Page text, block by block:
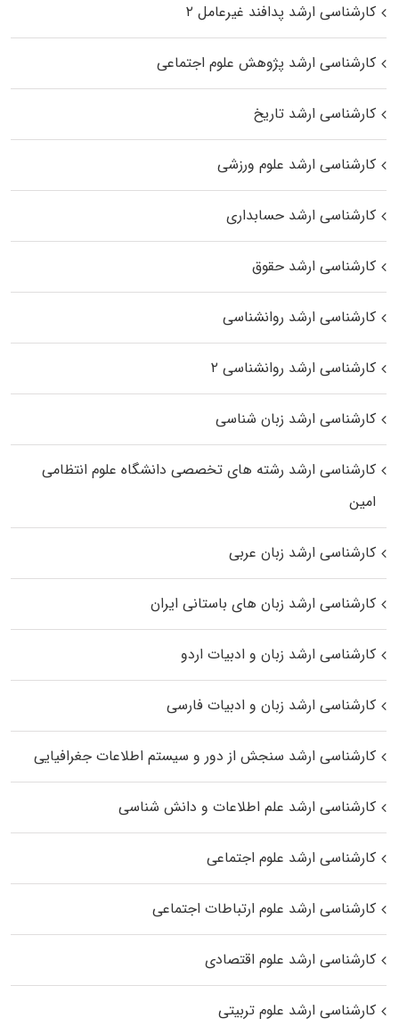
کارشناسی ارشد پدافند غیرعامل ۲
کارشناسی ارشد پژوهش علوم اجتماعی
کارشناسی ارشد تاریخ
کارشناسی ارشد علوم ورزشی
کارشناسی ارشد حسابداری
کارشناسی ارشد حقوق
کارشناسی ارشد روانشناسی
کارشناسی ارشد روانشناسی ۲
کارشناسی ارشد زبان شناسی
کارشناسی ارشد رﺷﺘﻪ ﻫﺎی تخصصی داﻧﺸﮕﺎه ﻋﻠﻮم انتظامی
اﻣﻴﻦ
کارشناسی ارشد زبان عربی
کارشناسی ارشد زبان‌ های باستانی ایران
کارشناسی ارشد زبان و ادبیات اردو
کارشناسی ارشد زبان و ادبیات فارسی
کارشناسی ارشد سنجش از دور و سیستم اطلاعات جغرافیایی
کارشناسی ارشد علم اطلاعات و دانش شناسی
کارشناسی ارشد علوم اجتماعی
کارشناسی ارشد علوم ارتباطات اجتماعی
کارشناسی ارشد علوم اقتصادی
کارشناسی ارشد علوم تربیتی